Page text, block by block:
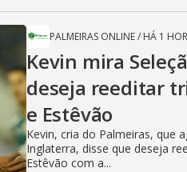
PALMEIRAS ONLINE/ HÁ 1
Kevin mira
deseja reeditar
e Estêvão
Kevin, cria do Palmeiras, que
Inglaterra, disse que deseja
Estêvão com a...